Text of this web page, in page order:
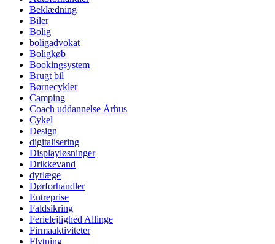
Beklædning
Biler
Bolig
boligadvokat
Boligkøb
Bookingsystem
Brugt bil
Børnecykler
Camping
Coach uddannelse Århus
Cykel
Design
digitalisering
Displayløsninger
Drikkevand
dyrlæge
Dørforhandler
Entreprise
Faldsikring
Ferielejlighed Allinge
Firmaaktiviteter
Flytning